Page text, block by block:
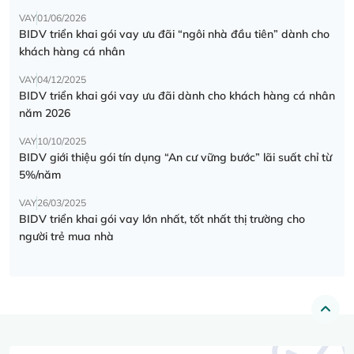
VAY01/06/2026
BIDV triển khai gói vay ưu đãi “ngôi nhà đầu tiên” dành cho
khách hàng cá nhân
VAY04/12/2025
BIDV triển khai gói vay ưu đãi dành cho khách hàng cá nhân
năm 2026
VAY10/10/2025
BIDV giới thiệu gói tín dụng “An cư vững bước” lãi suất chỉ từ
5%/năm
VAY26/03/2025
BIDV triển khai gói vay lớn nhất, tốt nhất thị trường cho
người trẻ mua nhà